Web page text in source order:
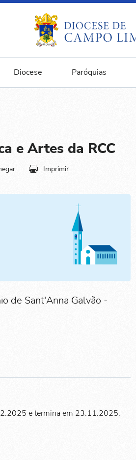
Diocese Paróquias
e Artes da RCC
Imprimir
de Sant'Anna Galvão -
e termina em 23.11.2025.